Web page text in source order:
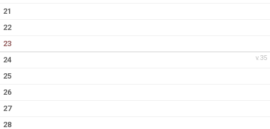
21
22
23
v.35
24
25
26
27
28